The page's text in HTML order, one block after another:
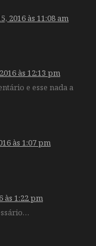
2016 às 11:08 am
às 12:13 pm
e esse nada a
às 1:07 pm
às 1:22 pm